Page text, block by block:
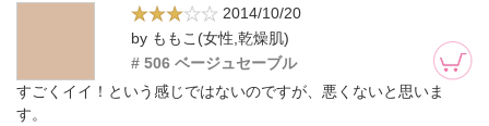
2014/10/20
by ももこ(女性,乾燥肌)
# 506 ベージュセーブル
すごくイイ！という感じではないのですが、悪くないと思いま
す。